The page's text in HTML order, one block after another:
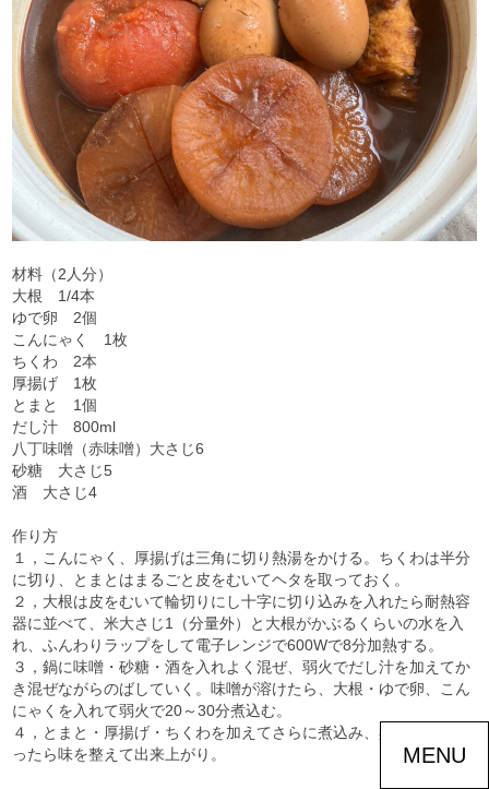
MENU
材料（2人分）
大根 1/4本
ゆで卵 2個
こんにゃく 1枚
ちくわ 2本
厚揚げ 1枚
とまと 1個
だし汁 800ml
八丁味噌（赤味噌）大さじ6
砂糖 大さじ5
酒 大さじ4
作り方
１，こんにゃく、厚揚げは三角に切り熱湯をかける。ちくわは半分
に切り、とまとはまるごと皮をむいてヘタを取っておく。
２，大根は皮をむいて輪切りにし十字に切り込みを入れたら耐熱容
器に並べて、米大さじ1（分量外）と大根がかぶるくらいの水を入
れ、ふんわりラップをして電子レンジで600Wで8分加熱する。
３，鍋に味噌・砂糖・酒を入れよく混ぜ、弱火でだし汁を加えてか
き混ぜながらのばしていく。味噌が溶けたら、大根・ゆで卵、こん
にゃくを入れて弱火で20～30分煮込む。
４，とまと・厚揚げ・ちくわを加えてさらに煮込み、具材に色が入
ったら味を整えて出来上がり。